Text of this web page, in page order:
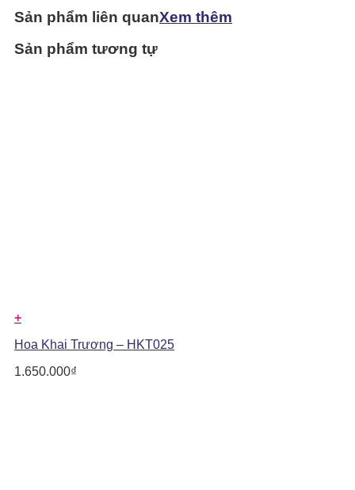
Sản phẩm liên quanXem thêm
Sản phẩm tương tự
+
Hoa Khai Trương – HKT025
1.650.000₫